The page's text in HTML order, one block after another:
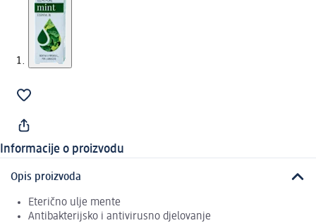
Informacije o proizvodu
Opis proizvoda
Eterično ulje mente
Antibakterijsko i antivirusno djelovanje